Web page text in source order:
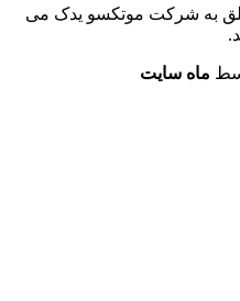
به شرکت موتکسو یدک می
ماه سایت